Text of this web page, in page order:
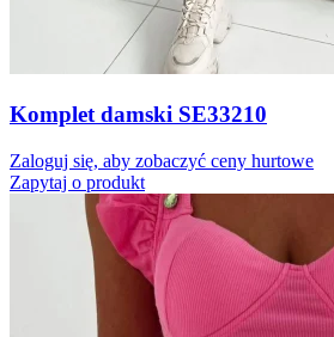
Komplet damski SE33210
Zaloguj się, aby zobaczyć ceny hurtowe
Zapytaj o produkt